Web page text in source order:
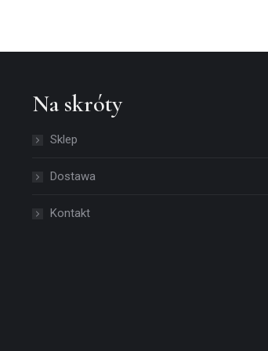
Na skróty
Sklep
Dostawa
Kontakt